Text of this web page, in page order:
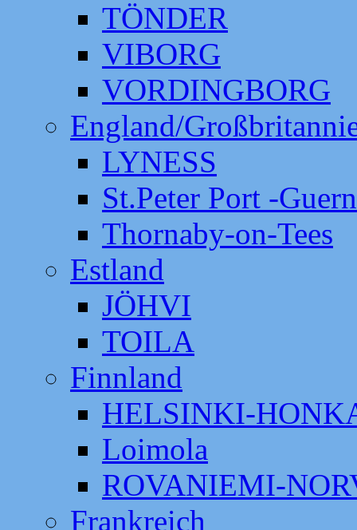
TÖNDER
VIBORG
VORDINGBORG
England/
LYNESS
St.Peter Port -
Thornaby-on-Tees
Estland
JÖHVI
TOILA
Finnland
HELSINKI-
Loimola
ROVANIEMI-
Frankreich